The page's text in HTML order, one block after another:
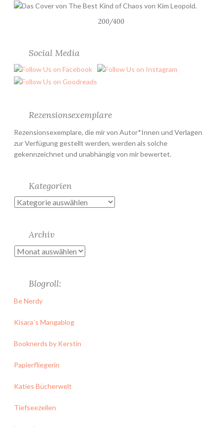
200/400
Social Media
Rezensionsexemplare
Rezensionsexemplare, die mir von Autor*Innen und Verlagen
zur Verfügung gestellt werden, werden als solche
gekennzeichnet und unabhängig von mir bewertet.
Kategorien
Kategorien
Archiv
Archiv
Blogroll:
Be Nerdy
Kisara´s Mangablog
Booknerds by Kerstin
Papierfliegerin
Katies Bücherwelt
Tiefseezeilen